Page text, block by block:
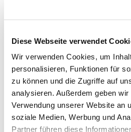
Diese Webseite verwendet
Wir verwenden Cookies, um
personalisieren, Funktionen für
zu können und die Zugriffe auf
analysieren. Außerdem geben
Verwendung unserer Website an
soziale Medien, Werbung und
Partner führen diese
Bitte melden Sie sich vor
Anmeldeformular an. Die
Die Kursgebühr wird vor Beginn,
ersten Termin vollständig in Bar
Erkranken Sie im Laufe des